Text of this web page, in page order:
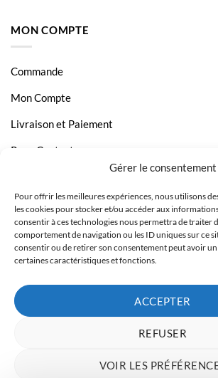
Gérer le consentement
Pour offrir les meilleures expériences, nous utilisons
les cookies pour stocker et/ou accéder aux
consentir à ces technologies nous permettra de traiter
comportement de navigation ou les ID uniques sur ce
consentir ou de retirer son consentement peut avoir
certaines caractéristiques et fonctions.
ACCEPTER
REFUSER
VOIR LES
MON COMPTE
Commande
Mon Compte
Livraison et Paiement
Page Contact